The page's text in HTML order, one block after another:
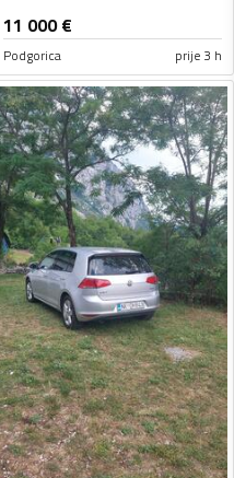
11 000€
Podgorica prije 3 h